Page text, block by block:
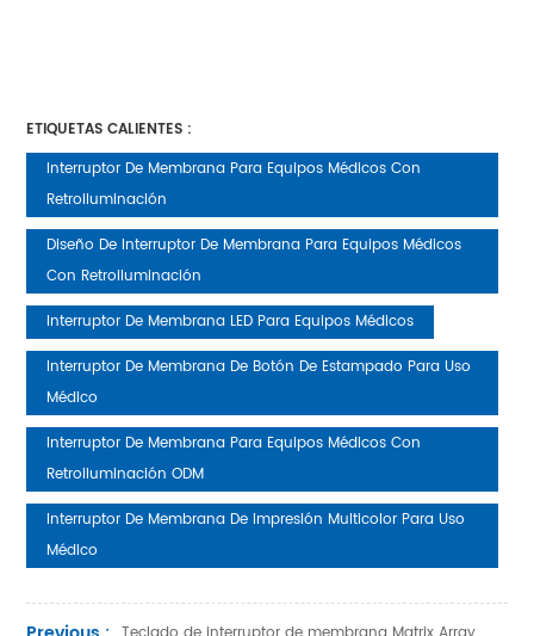
ETIQUETAS CALIENTES :
Interruptor De Membrana Para Equipos Médicos Con
Retroiluminación
Diseño De Interruptor De Membrana Para Equipos Médicos
Con Retroiluminación
Interruptor De Membrana LED Para Equipos Médicos
Interruptor De Membrana De Botón De Estampado Para Uso
Médico
Interruptor De Membrana Para Equipos Médicos Con
Retroiluminación ODM
Interruptor De Membrana De Impresión Multicolor Para Uso
Médico